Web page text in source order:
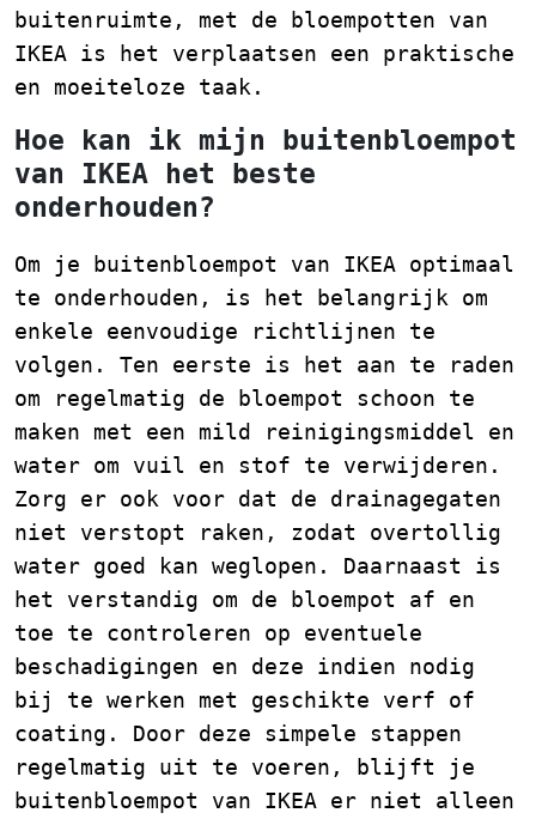
buitenruimte, met de bloempotten van
IKEA is het verplaatsen een praktische
en moeiteloze taak.
Hoe kan ik mijn buitenbloempot
van IKEA het beste
onderhouden?
Om je buitenbloempot van IKEA optimaal
te onderhouden, is het belangrijk om
enkele eenvoudige richtlijnen te
volgen. Ten eerste is het aan te raden
om regelmatig de bloempot schoon te
maken met een mild reinigingsmiddel en
water om vuil en stof te verwijderen.
Zorg er ook voor dat de drainagegaten
niet verstopt raken, zodat overtollig
water goed kan weglopen. Daarnaast is
het verstandig om de bloempot af en
toe te controleren op eventuele
beschadigingen en deze indien nodig
bij te werken met geschikte verf of
coating. Door deze simpele stappen
regelmatig uit te voeren, blijft je
buitenbloempot van IKEA er niet alleen